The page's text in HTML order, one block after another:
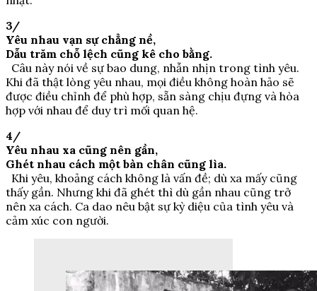
3/
Yêu nhau vạn sự chẳng nề,
Dẫu trăm chỗ lệch cũng kê cho bằng.
Câu này nói về sự bao dung, nhẫn nhịn trong tình yêu.
Khi đã thật lòng yêu nhau, mọi điều không hoàn hảo sẽ
được điều chỉnh để phù hợp, sẵn sàng chịu đựng và hòa
hợp với nhau để duy trì mối quan hệ.
4/
Yêu nhau xa cũng nên gần,
Ghét nhau cách một bàn chân cũng lìa.
Khi yêu, khoảng cách không là vấn đề; dù xa mấy cũng
thấy gần. Nhưng khi đã ghét thì dù gần nhau cũng trở
nên xa cách. Ca dao nêu bật sự kỳ diệu của tình yêu và
cảm xúc con người.